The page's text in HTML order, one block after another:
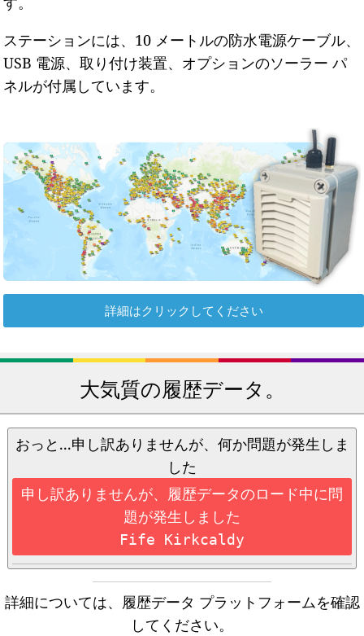
ステーションには、10 メートルの防水電源ケーブル、
USB 電源、取り付け装置、オプションのソーラー パ
ネルが付属しています。
詳細はクリックしてください
大気質の履歴データ。
おっと...申し訳ありませんが、何か問題が発生しま
した
申し訳ありませんが、履歴データのロード中に問
題が発生しました
Fife Kirkcaldy
詳細については、履歴データ プラットフォームを確認
してください。